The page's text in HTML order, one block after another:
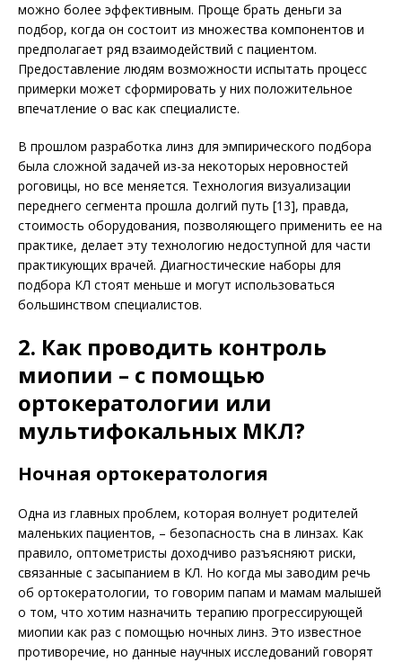
можно более эффективным. Проще брать деньги за
подбор, когда он состоит из множества компонентов и
предполагает ряд взаимодействий с пациентом.
Предоставление людям возможности испытать процесс
примерки может сформировать у них положительное
впечатление о вас как специалисте.
В прошлом разработка линз для эмпирического подбора
была сложной задачей из-за некоторых неровностей
роговицы, но все меняется. Технология визуализации
переднего сегмента прошла долгий путь [13], правда,
стоимость оборудования, позволяющего применить ее на
практике, делает эту технологию недоступной для части
практикующих врачей. Диагностические наборы для
подбора КЛ стоят меньше и могут использоваться
большинством специалистов.
2. Как проводить контроль
миопии – с помощью
ортокератологии или
мультифокальных МКЛ?
Ночная ортокератология
Одна из главных проблем, которая волнует родителей
маленьких пациентов, – безопасность сна в линзах. Как
правило, оптометристы доходчиво разъясняют риски,
связанные с засыпанием в КЛ. Но когда мы заводим речь
об ортокератологии, то говорим папам и мамам малышей
о том, что хотим назначить терапию прогрессирующей
миопии как раз с помощью ночных линз. Это известное
противоречие, но данные научных исследований говорят